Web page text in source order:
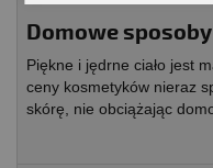
Domowe
Piękne i jędrne ciało jest
ceny kosmetyków nieraz
skórę, nie obciążając